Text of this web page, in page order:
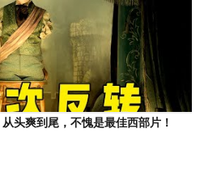
头爽到尾，不愧是最佳西部片！